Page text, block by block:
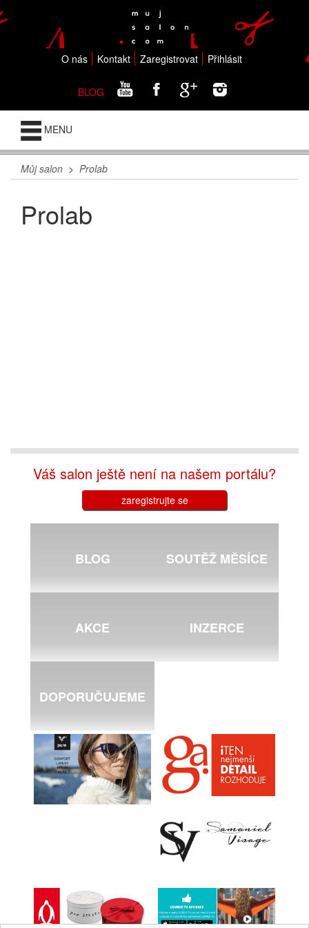
O nás Kontakt Zaregistrovat Přihlásit
BLOG
MENU
Můj salon > Prolab
Prolab
Váš salon ještě není na našem portálu?
zaregistrujte se
BLOG SOUTĚŽ MĚSÍCE
AKCE INZERCE
DOPORUČUJEME